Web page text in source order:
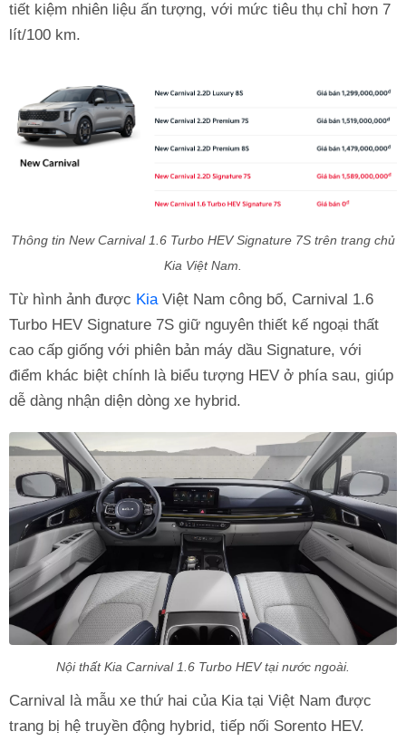
tiết kiệm nhiên liệu ấn tượng, với mức tiêu thụ chỉ hơn 7
lít/100 km.
Thông tin New Carnival 1.6 Turbo HEV Signature 7S trên trang chủ
Kia Việt Nam.
Từ hình ảnh được Kia Việt Nam công bố, Carnival 1.6
Turbo HEV Signature 7S giữ nguyên thiết kế ngoại thất
cao cấp giống với phiên bản máy dầu Signature, với
điểm khác biệt chính là biểu tượng HEV ở phía sau, giúp
dễ dàng nhận diện dòng xe hybrid.
Nội thất Kia Carnival 1.6 Turbo HEV tại nước ngoài.
Carnival là mẫu xe thứ hai của Kia tại Việt Nam được
trang bị hệ truyền động hybrid, tiếp nối Sorento HEV.